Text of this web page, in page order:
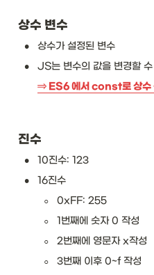
상수 변수
• 상수가 설정된 변수
•
JS는 변수의 값을 변경할 수
⇒ ES6 에서 const로 상수
진수
• 10진수: 123
• 16진수
◦ 0xFF: 255
◦ 1번째에 숫자 0 작성
◦ 2번째에 영문자 x작성
◦
3번째 이후 0~f 작성